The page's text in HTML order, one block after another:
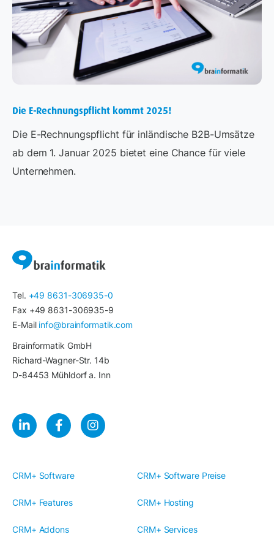
Die E-Rechnungspflicht kommt 2025!
Die E-Rechnungspflicht für inländische B2B-Umsätze
ab dem 1. Januar 2025 bietet eine Chance für viele
Unternehmen.
Tel. +49 8631-306935-0
Fax +49 8631-306935-9
E-Mail info@brainformatik.com
Brainformatik GmbH
Richard-Wagner-Str. 14b
D-84453 Mühldorf a. Inn
CRM+ Software CRM+ Software Preise
CRM+ Features CRM+ Hosting
CRM+ Addons CRM+ Services